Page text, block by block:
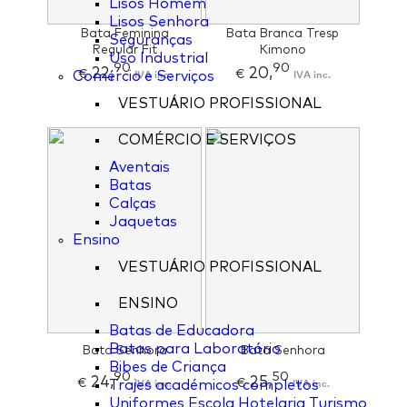
Lisos Homem
Lisos Senhora
Seguranças
Uso Industrial
Comércio e Serviços
VESTUÁRIO PROFISSIONAL
COMÉRCIO E SERVIÇOS
Aventais
Batas
Calças
Jaquetas
Ensino
VESTUÁRIO PROFISSIONAL
ENSINO
Batas de Educadora
Batas para Laboratório
Bibes de Criança
Trajes académicos completos
Uniformes Escola Hotelaria Turismo
Bata Feminina
Regular Fit
€22,90 IVA inc.
Bata Branca Tresp
Kimono
€20,90 IVA inc.
Bata Senhora
€ 24,90 IVA inc.
Bata Senhora
€25,50 IVA inc.